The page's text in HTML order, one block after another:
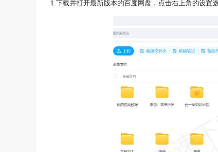
1.下载并打开最新版本的百度网盘，点击右上角的设置